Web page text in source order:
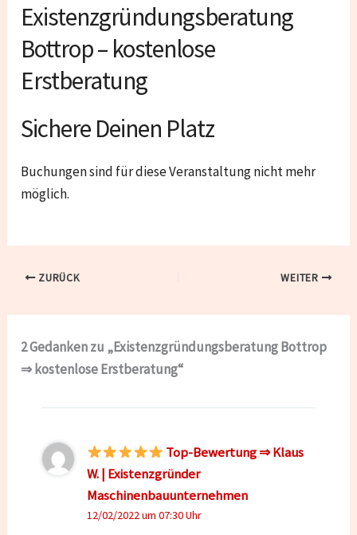
Existenzgründungsberatung
Bottrop – kostenlose
Erstberatung
Sichere Deinen Platz
Buchungen sind für diese Veranstaltung nicht mehr
möglich.
ZURÜCK WEITER
2 Gedanken zu „Existenzgründungsberatung Bottrop
⇒ kostenlose Erstberatung“
Top-Bewertung ⇒ Klaus
W. | Existenzgründer
Maschinenbauunternehmen
12/02/2022 um 07:30 Uhr